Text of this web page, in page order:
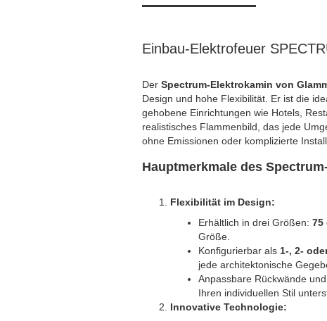
Einbau-Elektrofeuer
Der Spectrum-Elektrokamin von
Design und hohe Flexibilität. Er ist die
gehobene Einrichtungen wie Hotels,
realistisches Flammenbild, das jede
ohne Emissionen oder komplizierte
Hauptmerkmale des
Flexibilität im Design:
Erhältlich in drei Größen: 75
Größe.
Konfigurierbar als 1-, 2-
jede architektonische
Anpassbare Rückwände
Ihren individuellen Stil
Innovative Technologie: